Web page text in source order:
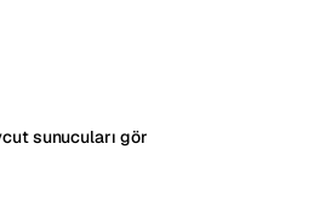
sunucuları gör